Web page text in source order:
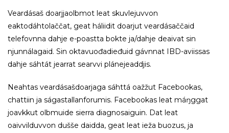
Veardásaš doarjjaolbmot leat skuvlejuvvon
eaktodáhtolaččat, geat háliidit doarjut veardásaččaid
telefovnna dahje e-poastta bokte ja/dahje deaivat sin
njunnálagaid. Sin oktavuođadieđuid gávnnat IBD-aviissas
dahje sáhtát jearrat searvvi plánejeaddjis.
Neahtas veardásašdoarjaga sáhttá oažžut Facebookas,
chattiin ja ságastallanforumis. Facebookas leat máŋggat
joavkkut olbmuide sierra diagnosaiguin. Dat leat
oaivvilduvvon dušše daidda, geat leat ieža buozus, ja